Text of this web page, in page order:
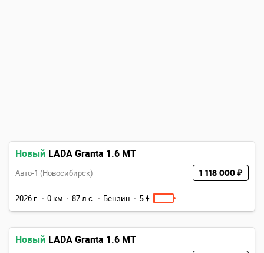
Новый LADA Granta 1.6 MT
Авто-1 (Новосибирск) 1 118 000 ₽
2026 г. 0 км 87 л.с. Бензин 5
Новый LADA Granta 1.6 MT